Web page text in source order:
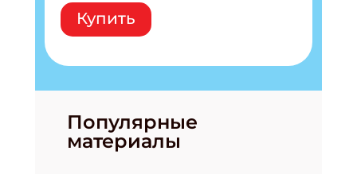
Купить
Популярные
материалы